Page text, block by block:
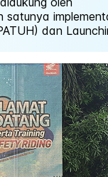
satunya
dan